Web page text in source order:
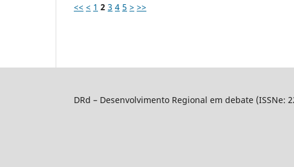
<< < 1 2 3 4 5 > >>
DRd – Desenvolvimento Regional em debate (ISSNe: